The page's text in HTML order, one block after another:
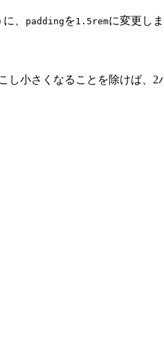
、 padding を1.5remに変更しま
し小さくなることを除けば、